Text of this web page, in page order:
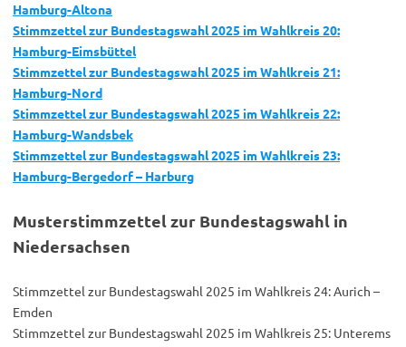
Hamburg-Altona
Stimmzettel zur Bundestagswahl 2025 im Wahlkreis 20:
Hamburg-Eimsbüttel
Stimmzettel zur Bundestagswahl 2025 im Wahlkreis 21:
Hamburg-Nord
Stimmzettel zur Bundestagswahl 2025 im Wahlkreis 22:
Hamburg-Wandsbek
Stimmzettel zur Bundestagswahl 2025 im Wahlkreis 23:
Hamburg-Bergedorf – Harburg
Musterstimmzettel zur Bundestagswahl in
Niedersachsen
Stimmzettel zur Bundestagswahl 2025 im Wahlkreis 24: Aurich –
Emden
Stimmzettel zur Bundestagswahl 2025 im Wahlkreis 25: Unterems